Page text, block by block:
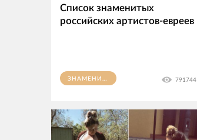
Список знаменитых
российских артистов-евреев
ЗНАМЕНИТОСТИ 791744